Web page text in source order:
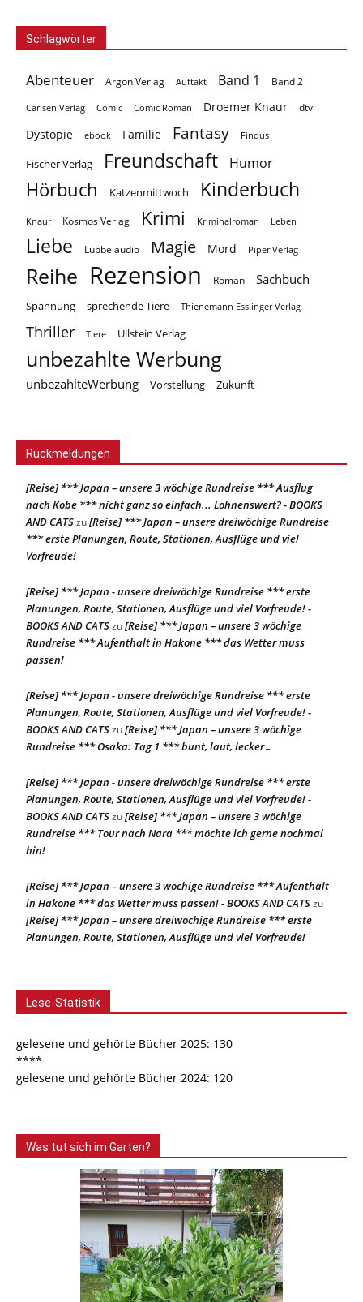
Schlagwörter
Abenteuer Argon Verlag Auftakt Band 1 Band 2
Carlsen Verlag Comic Comic Roman Droemer Knaur dtv
Dystopie ebook Familie Fantasy Findus
Fischer Verlag Freundschaft Humor
Hörbuch Katzenmittwoch Kinderbuch
Knaur Kosmos Verlag Krimi Kriminalroman Leben
Liebe Lübbe audio Magie Mord Piper Verlag
Reihe Rezension Roman Sachbuch
Spannung sprechende Tiere Thienemann Esslinger Verlag
Thriller Tiere Ullstein Verlag
unbezahlte Werbung
unbezahlteWerbung Vorstellung Zukunft
Rückmeldungen
[Reise] *** Japan – unsere 3 wöchige Rundreise *** Ausflug
nach Kobe *** nicht ganz so einfach... Lohnenswert? - BOOKS
AND CATSzu[Reise] *** Japan – unsere dreiwöchige Rundreise
*** erste Planungen, Route, Stationen, Ausflüge und viel
Vorfreude!
[Reise] *** Japan - unsere dreiwöchige Rundreise *** erste
Planungen, Route, Stationen, Ausflüge und viel Vorfreude! -
BOOKS AND CATSzu[Reise] *** Japan – unsere 3 wöchige
Rundreise *** Aufenthalt in Hakone *** das Wetter muss
passen!
[Reise] *** Japan - unsere dreiwöchige Rundreise *** erste
Planungen, Route, Stationen, Ausflüge und viel Vorfreude! -
BOOKS AND CATSzu[Reise] *** Japan – unsere 3 wöchige
Rundreise *** Osaka: Tag 1 *** bunt, laut, lecker…
[Reise] *** Japan - unsere dreiwöchige Rundreise *** erste
Planungen, Route, Stationen, Ausflüge und viel Vorfreude! -
BOOKS AND CATSzu[Reise] *** Japan – unsere 3 wöchige
Rundreise *** Tour nach Nara *** möchte ich gerne nochmal
hin!
[Reise] *** Japan – unsere 3 wöchige Rundreise *** Aufenthalt
in Hakone *** das Wetter muss passen! - BOOKS AND CATSzu
[Reise] *** Japan – unsere dreiwöchige Rundreise *** erste
Planungen, Route, Stationen, Ausflüge und viel Vorfreude!
Lese-Statistik
gelesene und gehörte Bücher 2025: 130
****
gelesene und gehörte Bücher 2024: 120
Was tut sich im Garten?